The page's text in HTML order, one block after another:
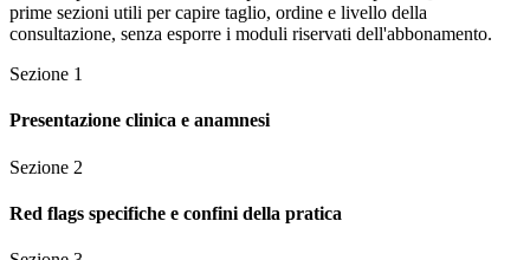
prime sezioni utili per capire taglio, ordine e livello della
consultazione, senza esporre i moduli riservati dell'abbonamento.
Sezione 1
Presentazione clinica e anamnesi
Sezione 2
Red flags specifiche e confini della pratica